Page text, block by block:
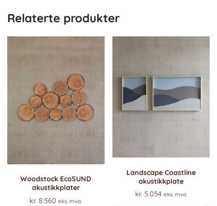
Relaterte produkter
Woodstock EcoSUND
akustikkplater
kr. 8.560 eks. mva.
Landscape Coastline
akustikkplate
kr. 5.054 eks. mva.